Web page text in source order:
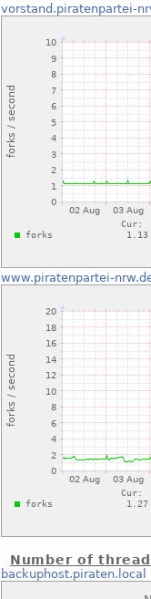
vorstand.piratenpartei-
www.piratenpartei-
Number of
backuphost.piraten.local